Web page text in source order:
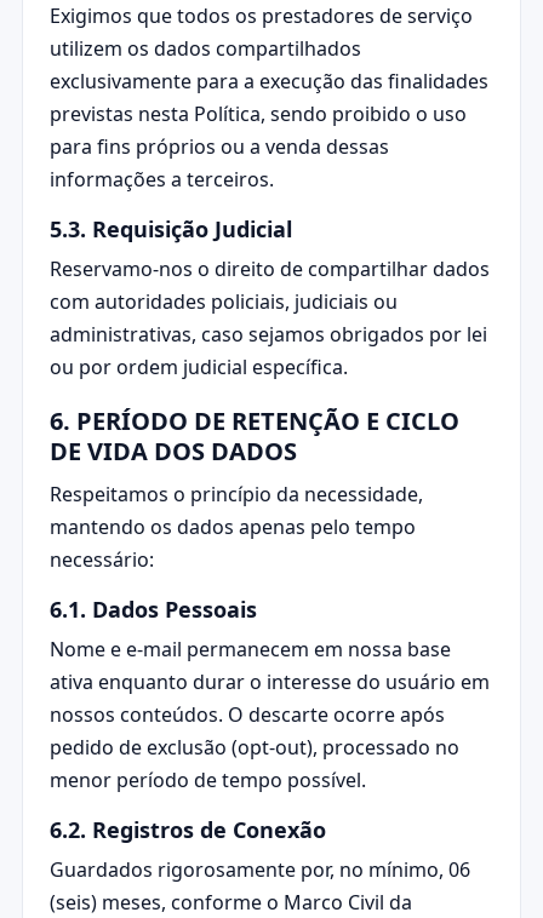
Exigimos que todos os prestadores de serviço
utilizem os dados compartilhados
exclusivamente para a execução das finalidades
previstas nesta Política, sendo proibido o uso
para fins próprios ou a venda dessas
informações a terceiros.
5.3. Requisição Judicial
Reservamo-nos o direito de compartilhar dados
com autoridades policiais, judiciais ou
administrativas, caso sejamos obrigados por lei
ou por ordem judicial específica.
6. PERÍODO DE RETENÇÃO E CICLO
DE VIDA DOS DADOS
Respeitamos o princípio da necessidade,
mantendo os dados apenas pelo tempo
necessário:
6.1. Dados Pessoais
Nome e e-mail permanecem em nossa base
ativa enquanto durar o interesse do usuário em
nossos conteúdos. O descarte ocorre após
pedido de exclusão (opt-out), processado no
menor período de tempo possível.
6.2. Registros de Conexão
Guardados rigorosamente por, no mínimo, 06
(seis) meses, conforme o Marco Civil da